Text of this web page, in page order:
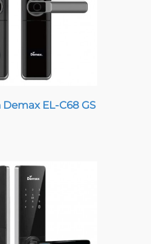
EL-C68 GS